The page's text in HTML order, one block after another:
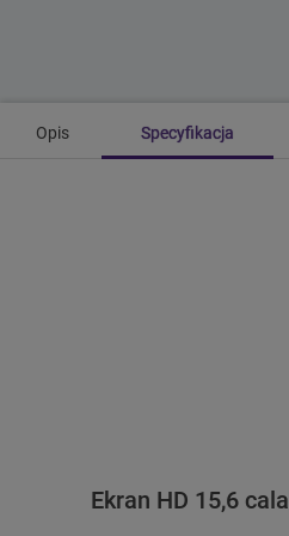
Opis Specyfikacja
Ekran HD 15,6 cala